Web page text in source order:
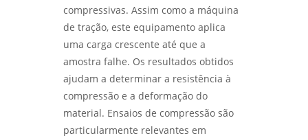
compressivas. Assim como a máquina
de tração, este equipamento aplica
uma carga crescente até que a
amostra falhe. Os resultados obtidos
ajudam a determinar a resistência à
compressão e a deformação do
material. Ensaios de compressão são
particularmente relevantes em